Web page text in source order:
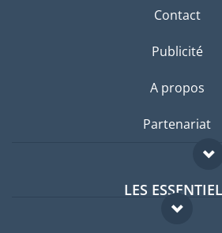
Contact
Publicité
A propos
Partenariat
LES
Forum expatriés